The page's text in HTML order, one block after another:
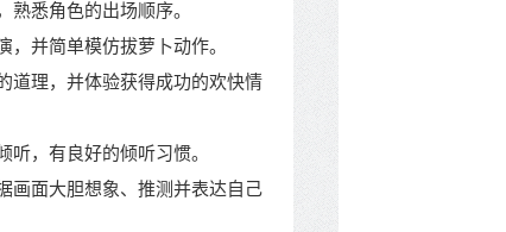
悉角色的出场顺序。
并简单模仿拔萝卜动作。
理，并体验获得成功的欢快情
，有良好的倾听习惯。
面大胆想象、推测并表达自己